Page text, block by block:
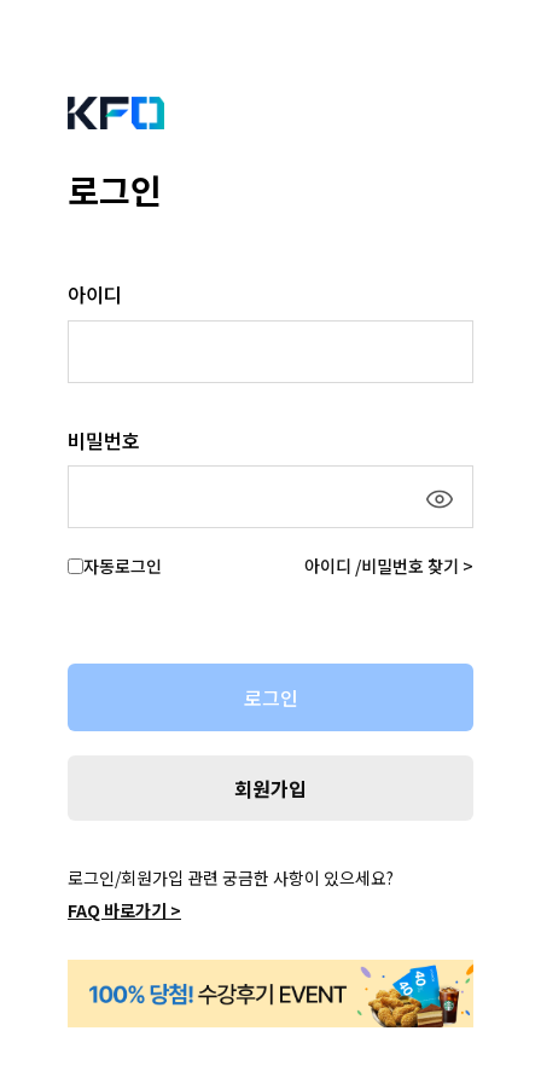
로그인
아이디
비밀번호
자동로그인 아이디 /비밀번호 찾기 >
회원가입
로그인/회원가입 관련 궁금한 사항이 있으세요?
FAQ 바로가기 >